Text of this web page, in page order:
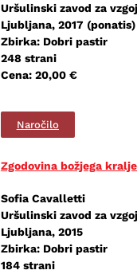
Uršulinski zavod za
Ljubljana, 2017 (ponatis)
Zbirka: Dobri pastir
248 strani
Cena: 20,00 €
Naročilo
Zgodovina božjega
Sofia Cavalletti
Uršulinski zavod za
Ljubljana, 2015
Zbirka: Dobri pastir
184 strani